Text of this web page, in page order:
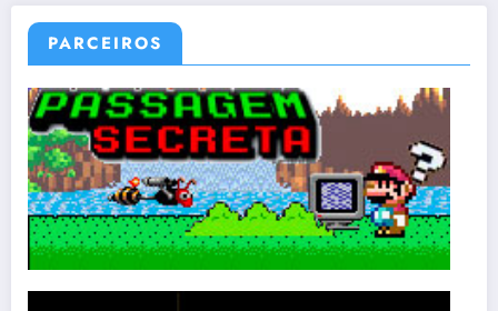
PARCEIROS